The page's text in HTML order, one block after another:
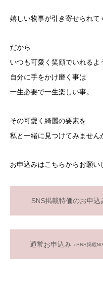
嬉しい物事が引き寄せられて
だから
いつも可愛く笑顔でいれるよ
自分に手をかけ磨く事は
一生必要で一生楽しい事。
その可愛く綺麗の要素を
私と一緒に見つけてみません
お申込みはこちらからお願い
SNS掲載特価のお申込
通常お申込み （SNS掲載NG